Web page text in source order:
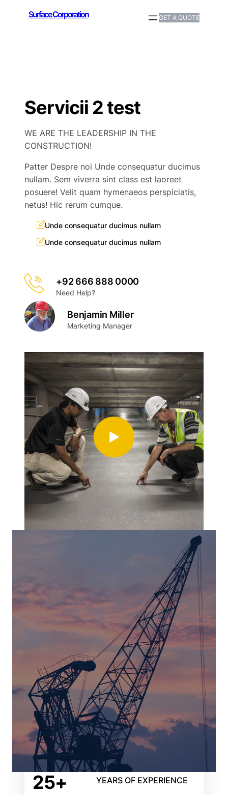
Surface Corporation GET A QUOTE
Servicii 2 test
WE ARE THE LEADERSHIP IN THE
CONSTRUCTION!
Patter Despre noi Unde consequatur ducimus
nullam. Sem viverra sint class est laoreet
posuere! Velit quam hymenaeos perspiciatis,
netus! Hic rerum cumque.
Unde consequatur ducimus nullam
Unde consequatur ducimus nullam
+92 666 888 0000
Need Help?
Benjamin Miller
Marketing Manager
25+ YEARS OF EXPERIENCE